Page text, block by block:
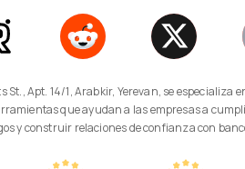
que ayudan a las empresas a
y construir relaciones de confianza con